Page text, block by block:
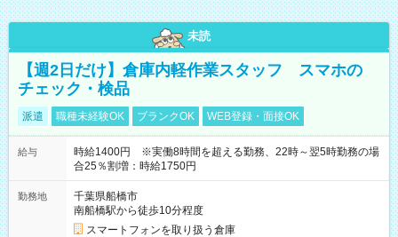
未読
【週2日だけ】倉庫内軽作業スタッフ スマホの
チェック・検品
派遣 職種未経験OK ブランクOK WEB登録・面接OK
給与
時給1400円 ※実働8時間を超える勤務、22時～翌5時勤務の場
合25％割増：時給1750円
勤務地
千葉県船橋市
南船橋駅から徒歩10分程度
スマートフォンを取り扱う倉庫